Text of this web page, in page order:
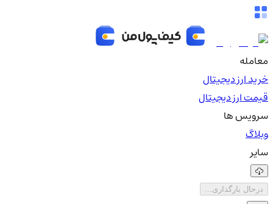
معامله
خرید ارز دیجیتال
قیمت ارز دیجیتال
سرویس ها
وبلاگ
سایر
درحال بارگذاری...